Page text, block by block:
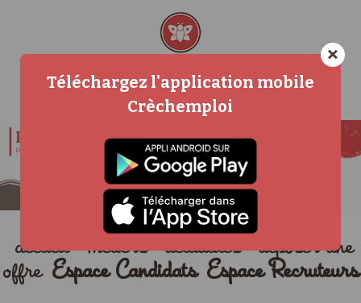
accueil métiers actualités
déposer une
offre Espace Candidats Espace Recruteurs
×
Téléchargez l'application mobile
Crèchemploi